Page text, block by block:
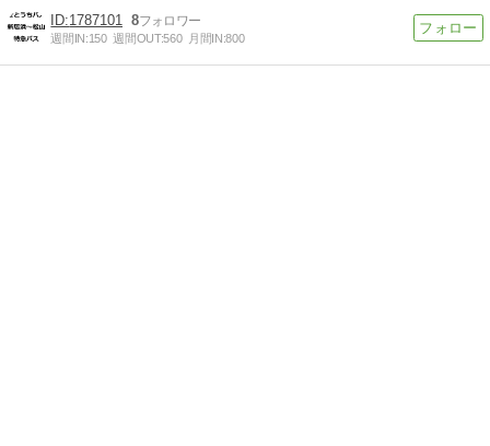
1787101 8
週間IN:150 週間OUT:560 月間IN:800